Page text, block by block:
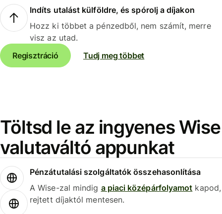
Indíts utalást külföldre, és spórolj a díjakon
Hozz ki többet a pénzedből, nem számít, merre
visz az utad.
Regisztráció
Tudj meg többet
Töltsd le az ingyenes Wise
valutaváltó appunkat
Pénzátutalási szolgáltatók összehasonlítása
A Wise-zal mindig a piaci középárfolyamot kapod,
rejtett díjaktól mentesen.